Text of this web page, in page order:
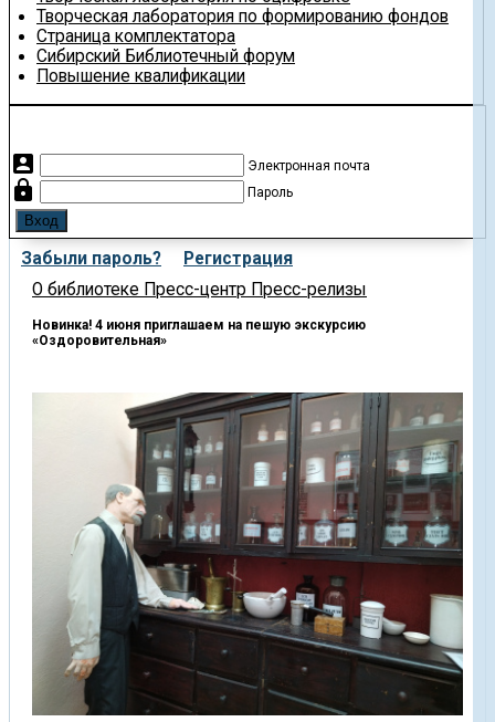
Творческая лаборатория по формированию фондов
Страница комплектатора
Сибирский Библиотечный форум
Повышение квалификации
account_box Электронная почта
lock Пароль
Забыли пароль?
Регистрация
О библиотеке Пресс-центр Пресс-релизы
Новинка! 4 июня приглашаем на пешую экскурсию
«Оздоровительная»